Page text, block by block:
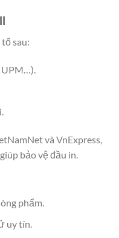
sau:
và VnExpress,
bảo vệ đầu in.
phẩm.
uy tín.